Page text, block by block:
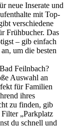
neue Inserate und
mit Top-
verschiedene
Frühbucher. Das
– gib einfach
um die besten
Feilnbach?
Auswahl an
für Familien
ihres
zu finden, gib
„Parkplatz
du schnell und